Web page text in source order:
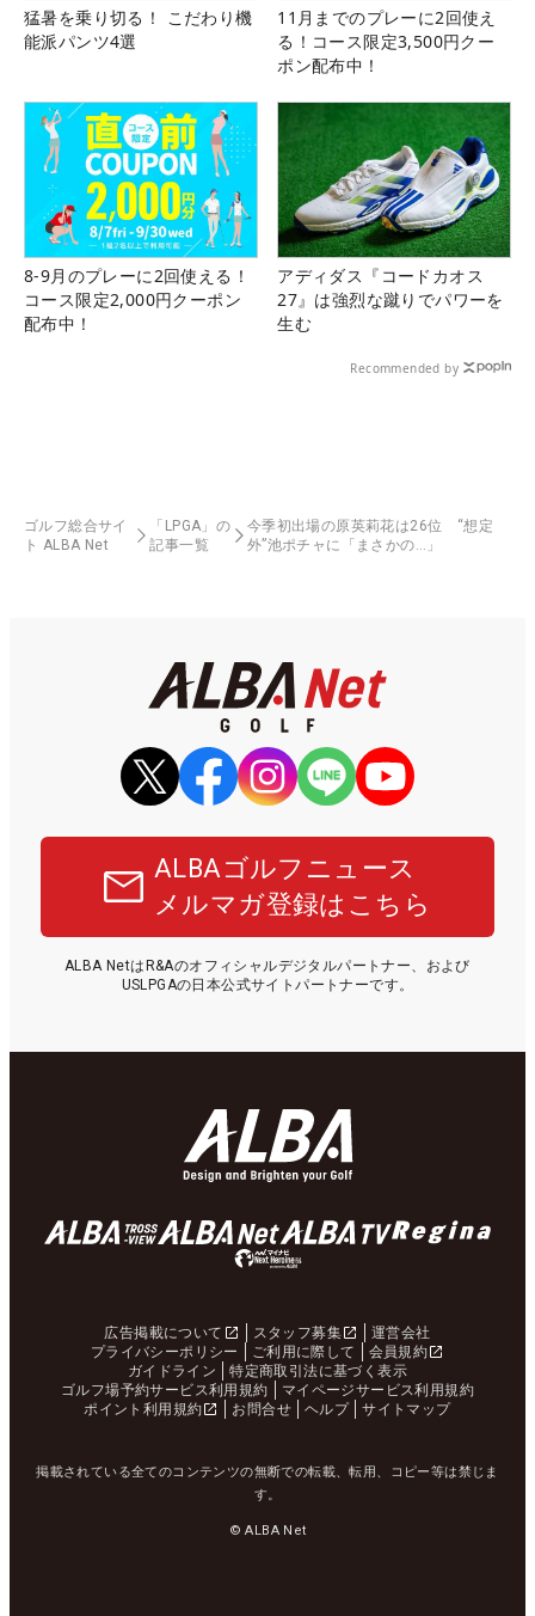
猛暑を乗り切る！ こだわり機
能派パンツ4選
11月までのプレーに2回使え
る！コース限定3,500円クー
ポン配布中！
8-9月のプレーに2回使える！
コース限定2,000円クーポン
配布中！
アディダス『コードカオス
27』は強烈な蹴りでパワーを
生む
Recommended by
ゴルフ総合サイ
ト ALBA Net
「LPGA」の
記事一覧
今季初出場の原英莉花は26位 “想定
外”池ポチャに「まさかの…」
ALBAゴルフニュース
メルマガ登録はこちら
ALBA NetはR&Aのオフィシャルデジタルパートナー、および
USLPGAの日本公式サイトパートナーです。
広告掲載について スタッフ募集
運営会社
プライバシーポリシー
ご利用に際して
会員規約
ガイドライン
特定商取引法に基づく表示
ゴルフ場予約サービス利用規約
マイページサービス利用規約
ポイント利用規約
お問合せ ヘルプ サイトマップ
掲載されている全てのコンテンツの無断での転載、転用、コピー等は禁じま
す。
© ALBA Net